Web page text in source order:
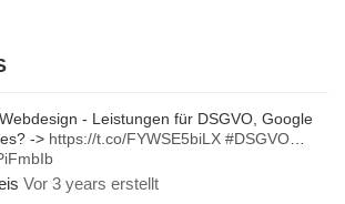
- Leistungen für DSGVO, Google
-> https://t.co/FYWSE5biLX #DSGVO
Vor 3 years erstellt